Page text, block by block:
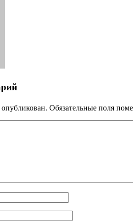
Обязательные поля